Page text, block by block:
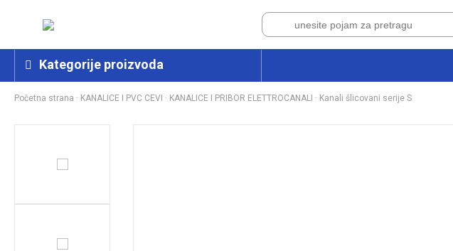
Kategorije proizvoda
Početna strana · KANALICE I PVC CEVI · KANALICE I PRIBOR ELETTROCANALI · Kanali šlicovani serije S